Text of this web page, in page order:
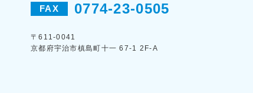
FAX 0774-23-0505
〒611-0041
京都府宇治市槙島町十一 67-1 2F-A